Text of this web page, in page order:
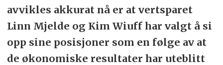
avvikles akkurat nå er at vertsparet
Linn Mjelde og Kim Wiuff har valgt å si
opp sine posisjoner som en følge av at
de økonomiske resultater har uteblitt